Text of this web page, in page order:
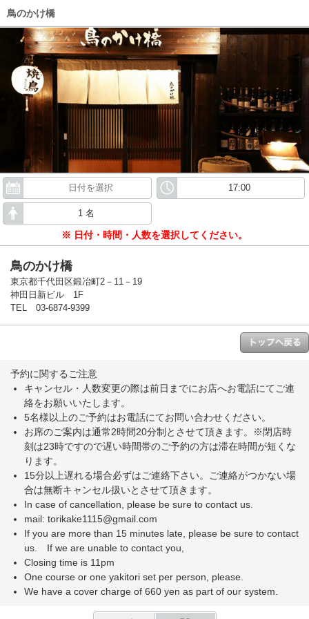
鳥のかけ橋
※ 日付・時間・人数を選択してください。
鳥のかけ橋
東京都千代田区鍛冶町2－11－19
神田日新ビル 1F
TEL 03-6874-9399
予約に関するご注意
キャンセル・人数変更の際は前日までにお店へお電話にてご連
絡をお願いいたします。
5名様以上のご予約はお電話にてお問い合わせください。
お席のご案内は通常2時間20分制とさせて頂きます。※閉店時
刻は23時ですので遅い時間帯のご予約の方は滞在時間が短くな
ります。
15分以上遅れる場合必ずはご連絡下さい。ご連絡がつかない場
合は無断キャンセル扱いとさせて頂きます。
In case of cancellation, please be sure to contact us.
mail: torikake1115@gmail.com
If you are more than 15 minutes late, please be sure to contact
us. If we are unable to contact you,
Closing time is 11pm
One course or one yakitori set per person, please.
We have a cover charge of 660 yen as part of our system.